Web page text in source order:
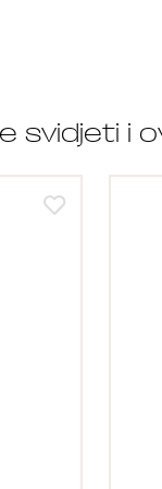
svidjeti i